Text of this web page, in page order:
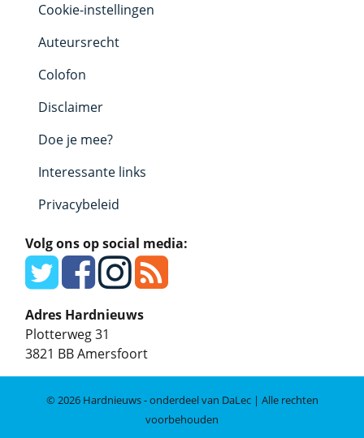
Cookie-instellingen
Auteursrecht
Colofon
Disclaimer
Doe je mee?
Interessante links
Privacybeleid
Volg ons op social media:
Adres Hardnieuws
Plotterweg 31
3821 BBAmersfoort
© 2026 Hardnieuws - onderdeel van DaLec | Alle rechten
voorbehouden